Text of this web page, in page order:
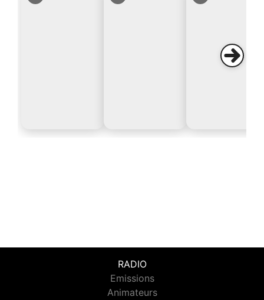
RADIO
Emissions
Animateurs